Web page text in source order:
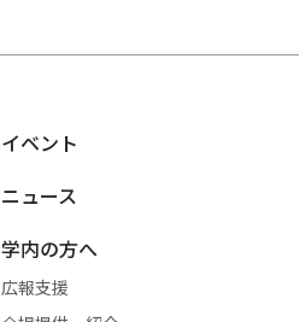
イベント
ニュース
学内の方へ
広報支援